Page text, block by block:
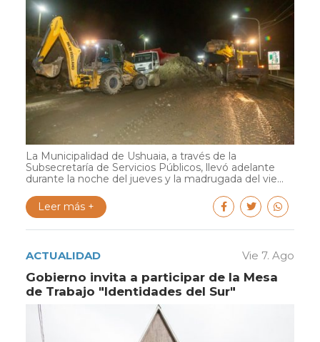
La Municipalidad de Ushuaia, a través de la
Subsecretaría de Servicios Públicos, llevó adelante
durante la noche del jueves y la madrugada del vie...
Leer más +
ACTUALIDAD Vie 7. Ago
Gobierno invita a participar de la Mesa
de Trabajo "Identidades del Sur"